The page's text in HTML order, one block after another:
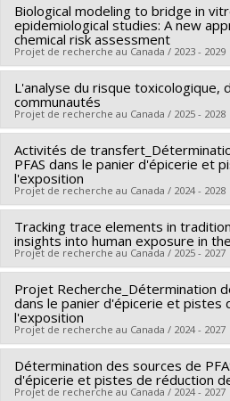
Lead researcher : Marc-André
Funding sources:CRSNG/Conseil
naturelles et génie du Canada
Grant programs:
PVXXXXXX-
International Collaboration
Biological modeling to bridge in
epidemiological studies: A new
chemical risk assessment
Projet de recherche au Canada / 2023 - 2029
Lead researcher : Marc-André
Funding sources:CRSNG/Conseil
naturelles et génie du Canada
Grant programs:PVX20965-
subvention à la découverte
L'analyse du risque toxicologique,
communautés
Projet de recherche au Canada / 2025 - 2028
Lead researcher : Marc-André
Funding sources:FRQS/Fonds de
Santé (FRSQ)
Grant programs: PVXXXXXX-
Senior
Activités de
PFAS dans le panier d'épicerie et
l'exposition
Projet de recherche au Canada / 2024 - 2028
Lead researcher : Sébastien Sauvé
Co-researchers : Marc-André
Funding sources:MAPAQ/
Pêcheries et de l'Alimentation
Grant programs:
PVXXXXXX-
2028 - Volet 2: Recherche
expérimental et adaptation
Tracking trace elements in
insights into human exposure in
Projet de recherche au Canada / 2025 - 2027
Lead researcher : Marc-André
Co-researchers : Élyse Caron-
Funding sources:IRSC/Instituts de
Canada
Grant programs:
Projet Recherche_Détermination
dans le panier d'épicerie et pistes
l'exposition
Projet de recherche au Canada / 2024 - 2027
Funding sources:MAPAQ/Ministère
Pêcheries et de l'Alimentation
Détermination des sources de
d'épicerie et pistes de réduction
Projet de recherche au Canada / 2024 - 2027